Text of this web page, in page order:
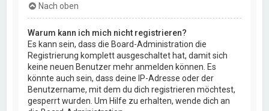
Nach oben
Warum kann ich mich nicht registrieren?
Es kann sein, dass die Board-Administration die
Registrierung komplett ausgeschaltet hat, damit sich
keine neuen Benutzer mehr anmelden können. Es
könnte auch sein, dass deine IP-Adresse oder der
Benutzername, mit dem du dich registrieren möchtest,
gesperrt wurden. Um Hilfe zu erhalten, wende dich an